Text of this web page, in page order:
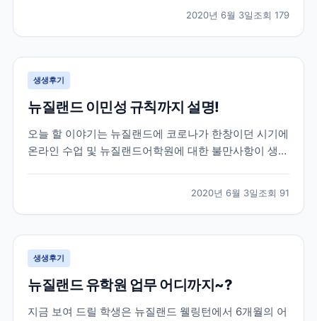
코로나로 인한 공항 폐쇄 등의 소식등을 전하게 되었는
데요! 이 학생은 학업을 잠시 멈추고 한국으로 돌아오기
로...
2020년 6월 3일조회 179
생생후기
뉴질랜드 이민성 규칙까지 설명!
오늘 할 이야기는 뉴질랜드에 코로나가 한창이던 시기에
온라인 수업 및 뉴질랜드어학원에 대한 불만사항이 생겼
다. 이 학생은 뉴질랜드어학연수 6개월을 계획하고 떠난
학생인데, 3개월차에 뉴질랜드가 코로나로 인한 락다운
이...
2020년 6월 3일조회 91
생생후기
뉴질랜드 유학원 업무 어디까지~?
지금 보여 드릴 학생은 뉴질랜드 웰링턴에서 6개월의 어